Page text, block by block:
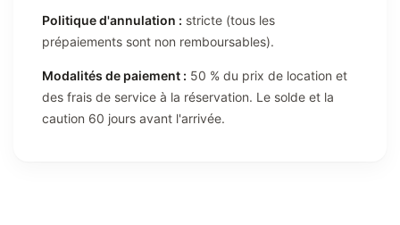
Politique d'annulation : stricte (tous les
prépaiements sont non remboursables).
Modalités de paiement : 50 % du prix de location et
des frais de service à la réservation. Le solde et la
caution 60 jours avant l'arrivée.